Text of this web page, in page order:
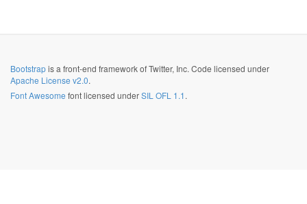
Bootstrapis a front-end framework of Twitter, Inc. Code licensed under
Apache License v2.0.
Font Awesome font licensed underSIL OFL 1.1.